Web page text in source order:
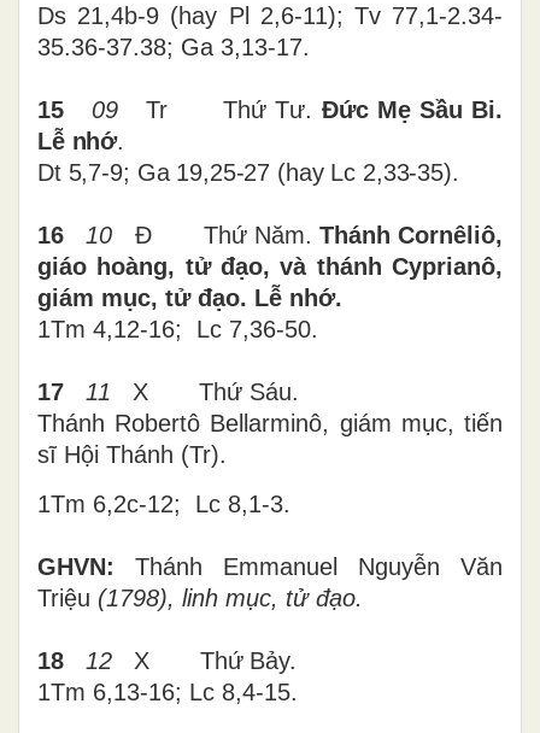
Ds 21,4b-9 (hay Pl 2,6-11); Tv 77,1-2.34-
35.36-37.38; Ga 3,13-17.
15 09Tr Thứ Tư. Đức Mẹ Sầu Bi.
Lễ nhớ.
Dt 5,7-9; Ga 19,25-27 (hay Lc 2,33-35).
16 10 Đ Thứ Năm. Thánh Cornêliô,
giáo hoàng, tử đạo, và thánh Cyprianô,
giám mục, tử đạo. Lễ nhớ.
1Tm 4,12-16; Lc 7,36-50.
17 11 X Thứ Sáu.
Thánh Robertô Bellarminô, giám mục, tiến
sĩ Hội Thánh (Tr).
1Tm 6,2c-12; Lc 8,1-3.
GHVN: Thánh Emmanuel Nguyễn Văn
Triệu (1798), linh mục, tử đạo.
18 12 X Thứ Bảy.
1Tm 6,13-16; Lc 8,4-15.